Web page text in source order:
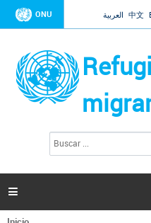
Jump
ONU العربية 中文
l
s
